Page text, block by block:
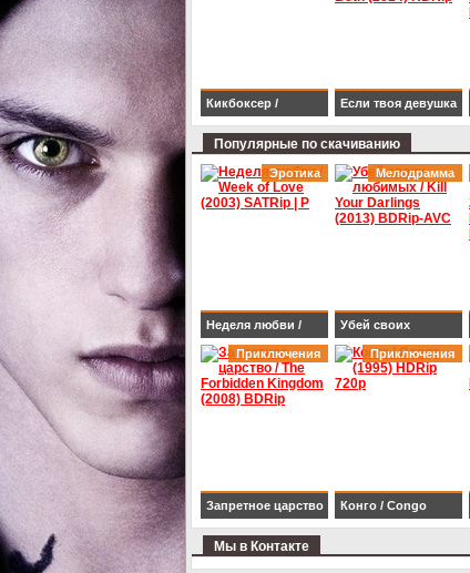
Кикбоксер /
Kickboxer (1989)
Если твоя девушка
– зомби / Life After
Популярные по скачиванию
Неделя любви /
Week of Love (2003)
SATRip | P
Эротика
Убей своих
любимых / Kill Your
Darlings (2013)
Мелодрамма
Запретное царство
/ The Forbidden
Приключения
Конго / Congo
Приключения
Мы в Контакте